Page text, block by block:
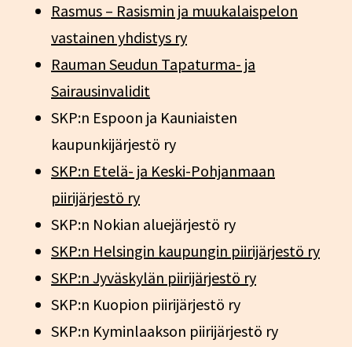
Rasmus – Rasismin ja muukalaispelon
vastainen yhdistys ry
Rauman Seudun Tapaturma- ja
Sairausinvalidit
SKP:n Espoon ja Kauniaisten
kaupunkijärjestö ry
SKP:n Etelä- ja Keski-Pohjanmaan
piirijärjestö ry
SKP:n Nokian aluejärjestö ry
SKP:n Helsingin kaupungin piirijärjestö ry
SKP:n Jyväskylän piirijärjestö ry
SKP:n Kuopion piirijärjestö ry
SKP:n Kyminlaakson piirijärjestö ry